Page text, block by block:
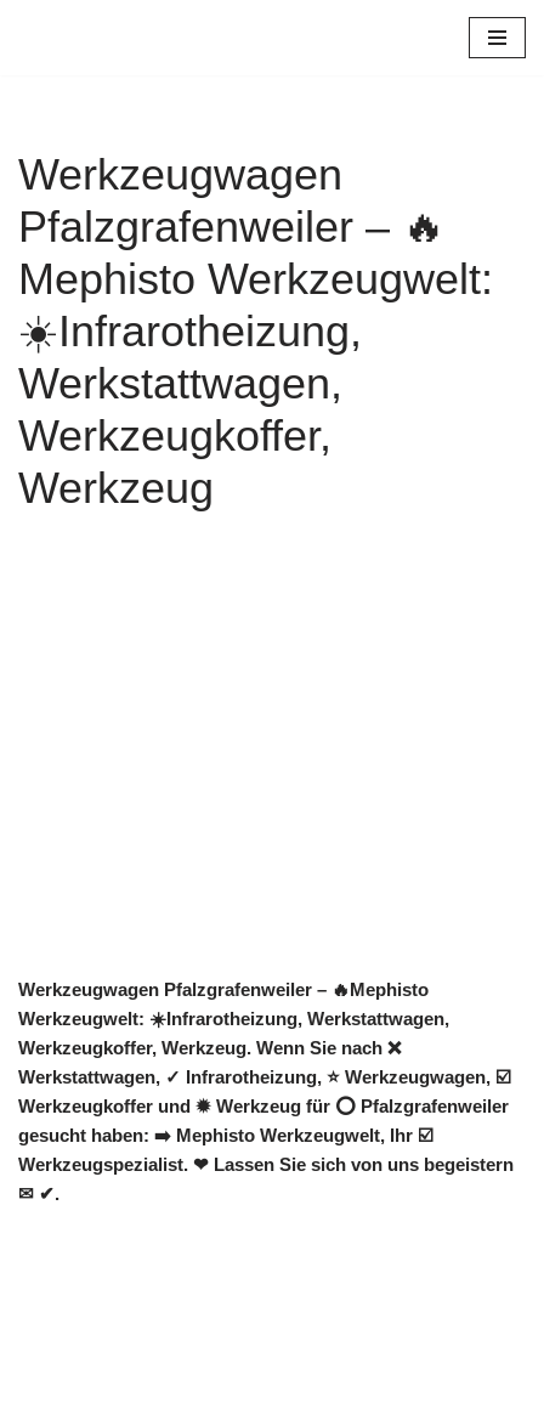
Werkzeugwagen
Pfalzgrafenweiler – 🔥
Mephisto Werkzeugwelt:
☀️Infrarotheizung,
Werkstattwagen,
Werkzeugkoffer,
Werkzeug
Werkzeugwagen Pfalzgrafenweiler – 🔥Mephisto
Werkzeugwelt: ☀️Infrarotheizung, Werkstattwagen,
Werkzeugkoffer, Werkzeug. Wenn Sie nach ❌
Werkstattwagen, ✓ Infrarotheizung, ⭐ Werkzeugwagen, ☑️
Werkzeugkoffer und ✹ Werkzeug für ⭕ Pfalzgrafenweiler
gesucht haben: ➡️ Mephisto Werkzeugwelt, Ihr ☑️
Werkzeugspezialist. ❤ Lassen Sie sich von uns begeistern
✉ ✔.